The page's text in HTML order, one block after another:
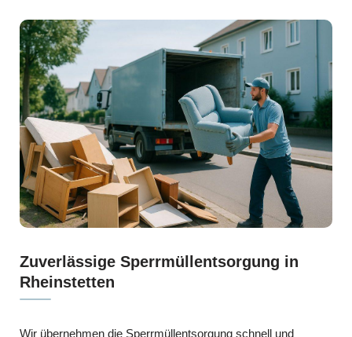
Zuverlässige Sperrmüllentsorgung in
Rheinstetten
Wir übernehmen die Sperrmüllentsorgung schnell und